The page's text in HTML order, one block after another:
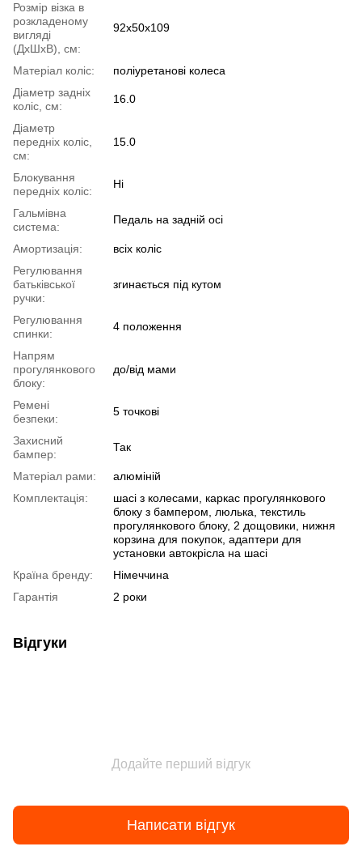
Розмір візка в
розкладеному
вигляді
(ДхШхВ), см:
92х50х109
Матеріал коліс:
поліуретанові колеса
Діаметр задніх
коліс, см:
16.0
Діаметр
передніх коліс,
см:
15.0
Блокування
передніх коліс:
Ні
Гальмівна
система:
Педаль на задній осі
Амортизація:
всіx коліс
Регулювання
батьківської
ручки:
згинається під кутом
Регулювання
спинки:
4 положення
Напрям
прогулянкового
блоку:
до/від мами
Ремені
безпеки:
5 точкові
Захисний
бампер:
Так
Матеріал рами:
алюміній
Комплектація:
шасі з колесами, каркас прогулянкового
блоку з бампером, люлька, текстиль
прогулянкового блоку, 2 дощовики, нижня
корзина для покупок, адаптери для
установки автокрісла на шасі
Країна бренду:
Німеччина
Гарантія
2 роки
Відгуки
Додайте перший відгук
Написати відгук